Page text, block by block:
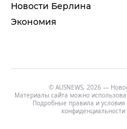
Новости Берлина
Экономия
© AUSNEWS, 2026 —
Материалы сайта можно
Подробные правила и
конфиденциальности